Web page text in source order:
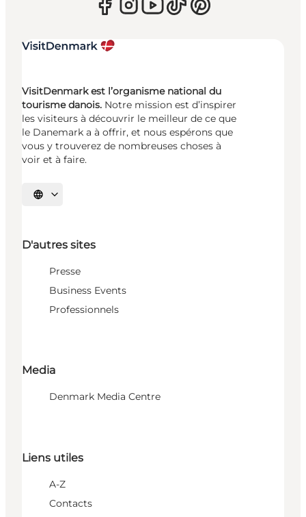
VisitDenmark est l’organisme national du
tourisme danois. Notre mission est d’inspirer
les visiteurs à découvrir le meilleur de ce que
le Danemark a à offrir, et nous espérons que
vous y trouverez de nombreuses choses à
voir et à faire.
Choisissez la langue
D'autres sites
Presse
Business Events
Professionnels
Media
Denmark Media Centre
Liens utiles
A-Z
Contacts